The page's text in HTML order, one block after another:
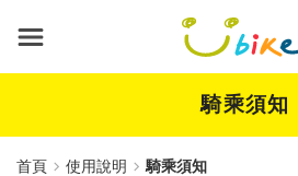
要
騎乘須知
首頁 使用說明 騎乘須知